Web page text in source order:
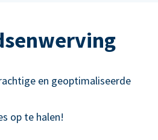
en geoptimaliseerde
op te halen!